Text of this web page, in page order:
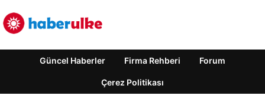
Güncel Haberler Firma Rehberi Forum
Çerez Politikası